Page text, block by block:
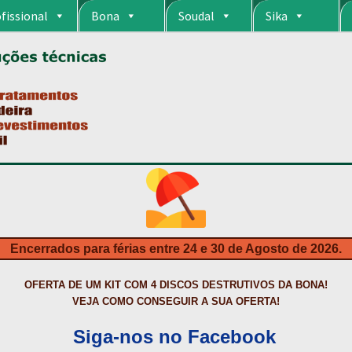
Bona Soudal Sika
CARRINHO CART
DA BONA?
HIDROFUGANTES
PRODUTOS ECOLÓGICOS CERTIFICADOS
DE BETÃO COM FERRO À VISTA REVESTIMENTO DE TANQUES E
TERMOS E CONDIÇÕESTINTA PROTEÇÃOTINTASTRATAMENTO
Encerrados para férias entre 24 e 30 de Agosto de 2026.
OFERTA DE UM KIT COM 4 DISCOS DESTRUTIVOS DA BONA!
VEJA COMO CONSEGUIR A SUA OFERTA!
Siga-nos no Facebook